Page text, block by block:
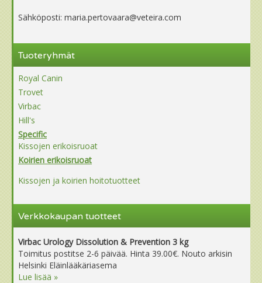
Sähköposti: maria.pertovaara@veteira.com
Tuoteryhmät
Royal Canin
Trovet
Virbac
Hill's
Specific
Kissojen erikoisruoat
Koirien erikoisruoat
Kissojen ja koirien hoitotuotteet
Verkkokaupan tuotteet
Virbac Urology Dissolution & Prevention 3 kg
Toimitus postitse 2-6 päivää. Hinta 39.00€. Nouto arkisin
Helsinki Eläinlääkäriasema
Lue lisää »